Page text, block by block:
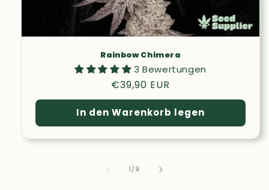
Rainbow Chimera
3 Bewertungen
Normaler
Preis
€39,90 EUR
In den Warenkorb legen
1 /von
9